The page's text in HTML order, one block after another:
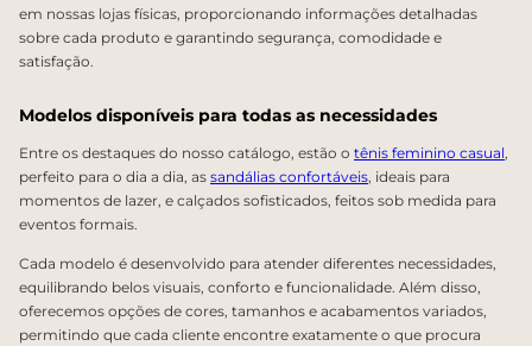
em nossas lojas físicas, proporcionando informações detalhadas
sobre cada produto e garantindo segurança, comodidade e
satisfação.
Modelos disponíveis para todas as necessidades
Entre os destaques do nosso catálogo, estão o tênis feminino casual,
perfeito para o dia a dia, as sandálias confortáveis, ideais para
momentos de lazer, e calçados sofisticados, feitos sob medida para
eventos formais.
Cada modelo é desenvolvido para atender diferentes necessidades,
equilibrando belos visuais, conforto e funcionalidade. Além disso,
oferecemos opções de cores, tamanhos e acabamentos variados,
permitindo que cada cliente encontre exatamente o que procura